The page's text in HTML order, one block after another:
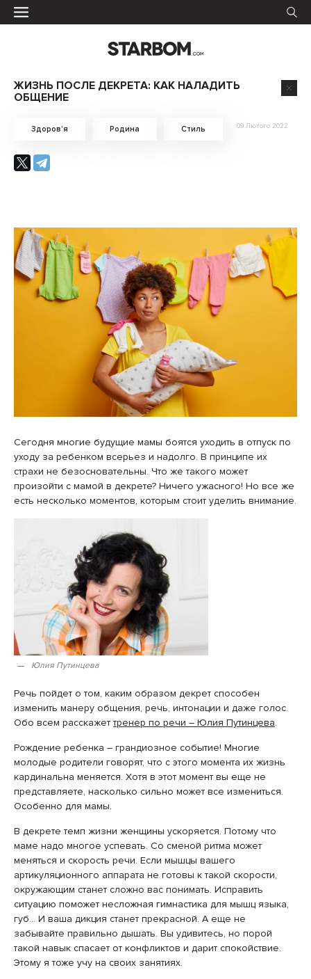
ЖИЗНЬ ПОСЛЕ ДЕКРЕТА: КАК НАЛАДИТЬ
ОБЩЕНИЕ
Здоров'я Родина Стиль 09 Лютого 2022
Сегодня многие будущие мамы боятся уходить в отпуск по
уходу за ребенком всерьез и надолго. В принципе их
страхи не безосновательны. Что же такого может
произойти с мамой в декрете? Ничего ужасного! Но все же
есть несколько моментов, которым стоит уделить внимание.
Юлия Путинцева
Речь пойдет о том, каким образом декрет способен
изменить манеру общения, речь, интонации и даже голос.
Обо всем расскажет тренер по речи – Юлия Путинцева.
Рождение ребенка – грандиозное событие! Многие
молодые родители говорят, что с этого момента их жизнь
кардинальна меняется. Хотя в этот момент вы еще не
представляете, насколько сильно может все измениться.
Особенно для мамы.
В декрете темп жизни женщины ускоряется. Потому что
маме надо многое успевать. Со сменой ритма может
меняться и скорость речи. Если мышцы вашего
артикуляционного аппарата не готовы к такой скорости,
окружающим станет сложно вас понимать. Исправить
ситуацию поможет несложная гимнастика для мышц языка,
губ… И ваша дикция станет прекрасной. А еще не
забывайте правильно дышать. Вы удивитесь, но порой
такой навык спасает от конфликтов и дарит спокойствие.
Этому я тоже учу на своих занятиях.